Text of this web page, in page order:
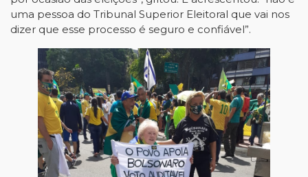
uma pessoa do Tribunal Superior Eleitoral que vai nos
dizer que esse processo é seguro e confiável”.